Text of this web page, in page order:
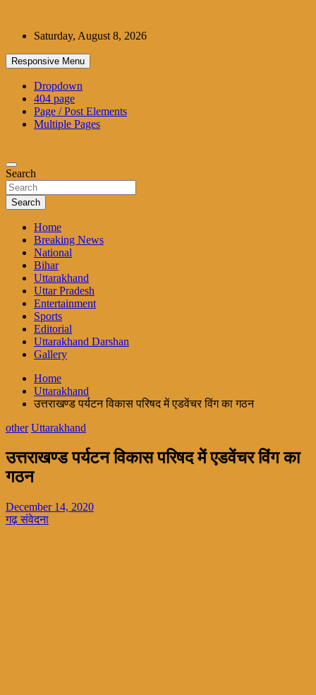
contentSaturday, August 8, 2026
Responsive Menu
Dropdown
404 page
Page / Post Elements
Multiple Pages
Search
Search
Home
Breaking News
National
Bihar
Uttarakhand
Uttar Pradesh
Entertainment
Sports
Editorial
Uttarakhand Darshan
Gallery
Home
Uttarakhand
उत्तराखण्ड पर्यटन विकास परिषद में एडवेंचर विंग का गठन
other Uttarakhand
उत्तराखण्ड पर्यटन विकास परिषद में एडवेंचर विंग का
गठन
December 14, 2020
गढ़ संवेदना